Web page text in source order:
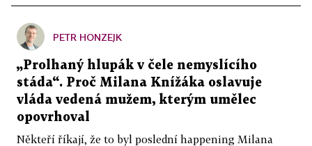
PETR HONZEJK
„Prolhaný hlupák v čele nemyslícího
stáda“. Proč Milana Knížáka oslavuje
vláda vedená mužem, kterým umělec
opovrhoval
Někteří říkají, že to byl poslední happening Milana